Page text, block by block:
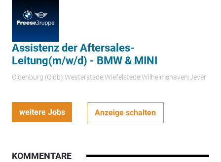
Assistenz der Aftersales-
Leitung(m/w/d) - BMW & MINI
Oldenburg (Oldb);Westerstede;Wiefelstede;Wilhelmshaven;Jever
weitere Jobs Anzeige schalten
KOMMENTARE